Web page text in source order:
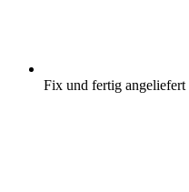
Fix und fertig angeliefert